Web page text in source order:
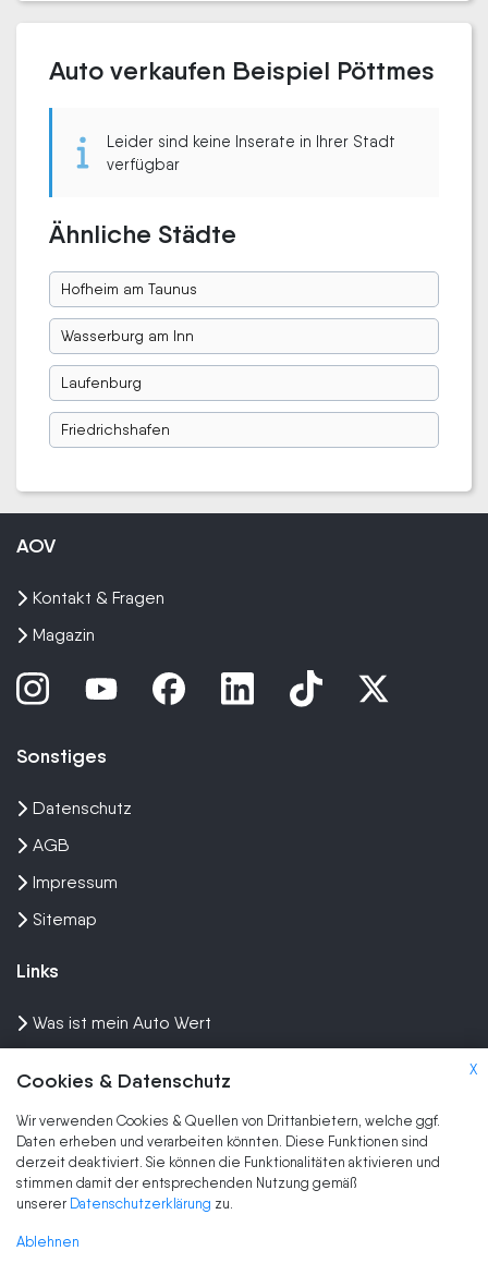
Auto verkaufen Beispiel Pöttmes
Leider sind keine Inserate in Ihrer Stadt
verfügbar
Ähnliche Städte
Hofheim am Taunus
Wasserburg am Inn
Laufenburg
Friedrichshafen
X
Cookies & Datenschutz
Wir verwenden Cookies & Quellen von Drittanbietern, welche ggf.
Daten erheben und verarbeiten könnten. Diese Funktionen sind
derzeit deaktiviert. Sie können die Funktionalitäten aktivieren und
stimmen damit der entsprechenden Nutzung gemäß
unserer Datenschutzerklärung zu.
Ablehnen
AOV
Kontakt & Fragen
Magazin
Sonstiges
Datenschutz
AGB
Impressum
Sitemap
Links
Was ist mein Auto Wert
Wir kaufen dein Auto
Marken